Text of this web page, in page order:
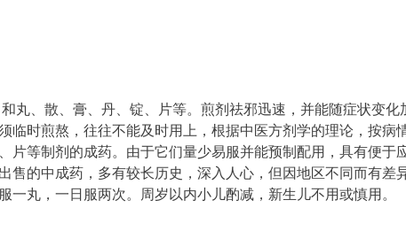
丸、散、膏、丹、锭、片等。煎剂祛邪迅速，并能随症状变化
临时煎熬，往往不能及时用上，根据中医方剂学的理论，按病
片等制剂的成药。由于它们量少易服并能预制配用，具有便于
售的中成药，多有较长历史，深入人心，但因地区不同而有差
一丸，一日服两次。周岁以内小儿酌减，新生儿不用或慎用。